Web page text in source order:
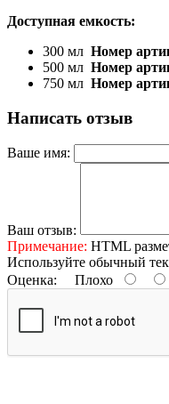
Доступная емкость:
300 мл Номер
500 мл Номер
750 мл Номер
Написать отзыв
Ваше имя:
Ваш отзыв:
Примечание: HTML
Используйте обычный
Оценка: Плохо